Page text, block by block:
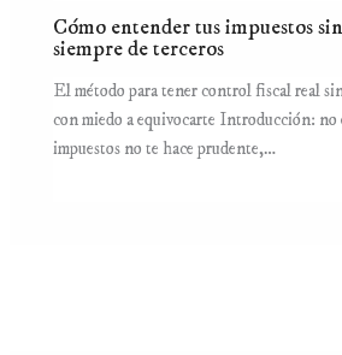
Cómo entender tus impuestos
siempre de terceros
El método para tener control fiscal real
con miedo a equivocarte Introducción: no
impuestos no te hace prudente,…